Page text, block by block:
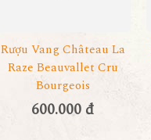
Rượu Vang Château La
Raze Beauvallet Cru
Bourgeois
600.000 đ